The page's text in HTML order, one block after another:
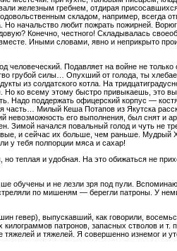
железным гребнем, отдирая
складом, например, всегда
Но начальство любит пожрать пожирней.
Конечно, честного! Складывалась
Иными словами, явно и неприкрыто
человеческий. Подавляет на войне не
грубой силы… Опухший от голода, ты
из солдатского котла. На
Но ко всему этому быстро привыкаешь, это
Надо поддержать офицерский корпус —
часть… Милый Кеша Потапов из Якутска
его выполнения, был снят и
Зимой начался повальный голод и чуть не
и сейчас их больше, чем раньше. Мудрый
у тебя полпорции мяса и сахар!
теплая и удобная. На это обижаться не
обучены и не лезли зря под пули.
по мишеням — берегли патроны. У
выпускавший, как говорили,
патронов, запасных стволов и
и тяжелей. Я совершенно изнемог и